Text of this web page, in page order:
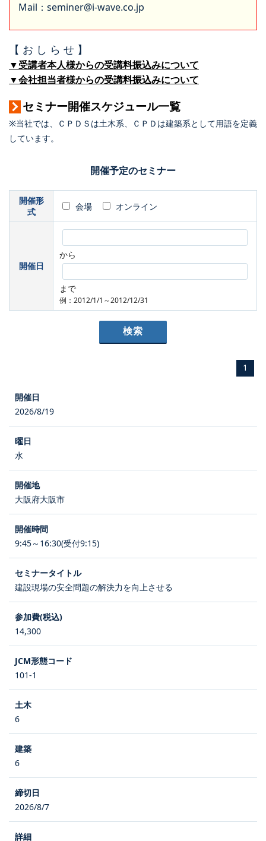
Mail：seminer@i-wave.co.jp
【 お し ら せ 】
▼受講者本人様からの受講料振込みについて
▼会社担当者様からの受講料振込みについて
セミナー開催スケジュール一覧
※当社では、ＣＰＤＳは土木系、ＣＰＤは建築系として用語を定義
しています。
開催予定のセミナー
開催形
式
会場 オンライン
開催日
から
まで
例：2012/1/1～2012/12/31
1
2026/8/19
水
大阪府大阪市
9:45～16:30(受付9:15)
建設現場の安全問題の解決力を向上させる
14,300
101-1
6
6
2026/8/7